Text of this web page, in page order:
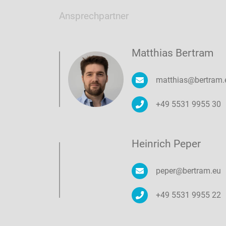
Ansprechpartner
Matthias Bertram
+49 5531 9955 30
Heinrich Peper
peper@bertram.eu
+49 5531 9955 22